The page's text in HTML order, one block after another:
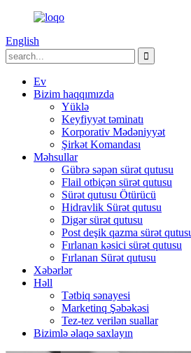
English
Ev
Bizim haqqımızda
Yüklə
Keyfiyyət təminatı
Korporativ Mədəniyyət
Şirkət Komandası
Məhsullar
Gübrə səpən sürət qutusu
Flail otbiçən sürət qutusu
Sürət qutusu Ötürücü
Hidravlik Sürət qutusu
Digər sürət qutusu
Post deşik qazma sürət
Fırlanan kəsici sürət qutusu
Fırlanan Sürət qutusu
Xəbərlər
Həll
Tətbiq sənayesi
Marketinq Şəbəkəsi
Tez-tez verilən suallar
Bizimlə əlaqə saxlayın